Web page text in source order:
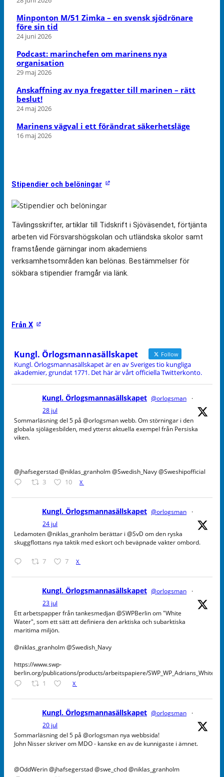
Minponton M/51 Zimka – en svensk sjödrönare
före sin tid
24 juni 2026
Podcast: marinchefen om marinens nya
organisation
29 maj 2026
Anskaffning av nya fregatter till marinen – rätt
beslut!
24 maj 2026
Marinens vägval i ett förändrat säkerhetsläge
16 maj 2026
Stipendier och belöningar
Tävlingsskrifter, artiklar till Tidskrift i Sjöväsendet, förtjänta
arbeten vid Försvarshögskolan och utländska skolor samt
framstående gärningar inom akademiens
verksamhetsområden kan belönas. Bestämmelser för
sökbara stipendier framgår via länk.
Från X
Kungl. Örlogsmannasällskapet Follow
Kungl. Örlogsmannasällskapet är en av Sveriges tio kungliga
akademier, grundat 1771. Det här är vårt officiella Twitterkonto.
Kungl. Örlogsmannasällskapet @orlogsman
·
28 jul
Sommarläsning del 5 på @orlogsman webb. Om störningar i den
globala sjölägesbilden, med ytterst aktuella exempel från Persiska
viken.
@jhafsegerstad @niklas_granholm @Swedish_Navy @Sweshipofficial
3 10 X
Kungl. Örlogsmannasällskapet @orlogsman
·
24 jul
Ledamoten @niklas_granholm berättar i @SvD om den ryska
skuggflottans nya taktik med eskort och beväpnade vakter ombord.
7 7 X
Kungl. Örlogsmannasällskapet @orlogsman
·
23 jul
Ett arbetspapper från tankesmedjan @SWPBerlin om "White
Water", som ett sätt att definiera den arktiska och subarktiska
maritima miljön.
@niklas_granholm @Swedish_Navy
https://www.swp-
berlin.org/publications/products/arbeitspapiere/
1 X
Kungl. Örlogsmannasällskapet @orlogsman
·
20 jul
Sommarläsning del 5 på @orlogsman nya webbsida!
John Nisser skriver om MDO - kanske en av de kunnigaste i ämnet.
@OddWerin @jhafsegerstad @swe_chod @niklas_granholm